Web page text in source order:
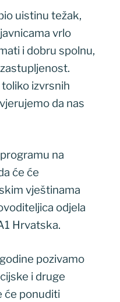
uistinu težak,
vrlo
i dobru spolnu,
izvrsnih
da nas
na
će će
vještinama
odjela
Hrvatska.
pozivamo
i druge
će ponuditi